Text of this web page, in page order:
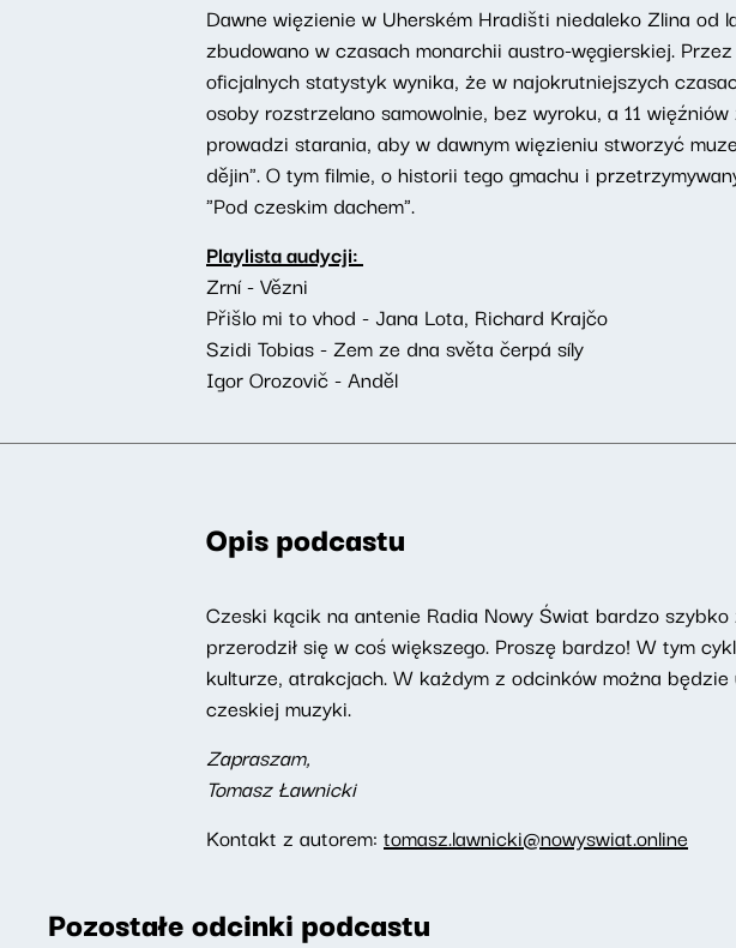
Dawne więzienie w Uherském Hradišti niedaleko Zlina od
zbudowano w czasach monarchii austro-węgierskiej.
oficjalnych statystyk wynika, że w najokrutniejszych
osoby rozstrzelano samowolnie, bez wyroku, a 11
prowadzi starania, aby w dawnym więzieniu stworzyć
dějin". O tym filmie, o historii tego gmachu i
"Pod czeskim dachem".
Playlista audycji:
Zrní - Vězni
Přišlo mi to vhod - Jana Lota, Richard Krajčo
Szidi Tobias - Zem ze dna světa čerpá síly
Igor Orozovič - Anděl
Opis podcastu
Czeski kącik na antenie Radia Nowy Świat bardzo szybko
przerodził się w coś większego. Proszę bardzo! W tym
kulturze, atrakcjach. W każdym z odcinków można
czeskiej muzyki.
Zapraszam,
Tomasz Ławnicki
Kontakt z autorem: tomasz.lawnicki@nowyswiat.online
Pozostałe odcinki podcastu